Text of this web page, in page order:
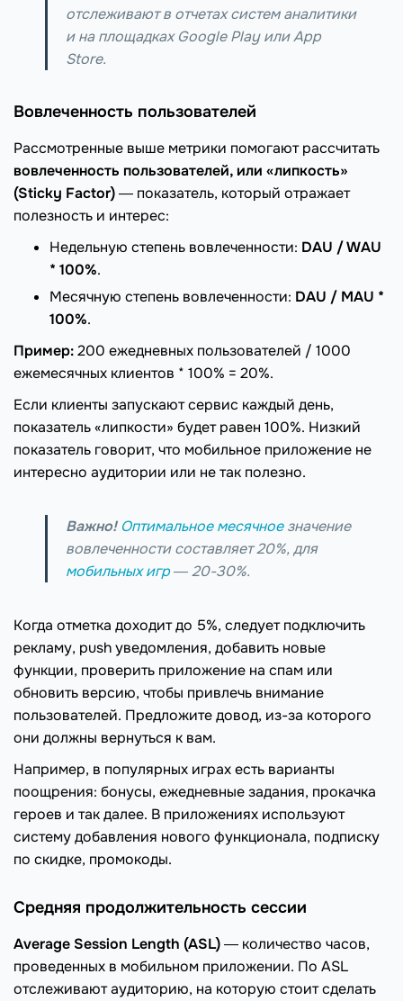
отслеживают в отчетах систем аналитики
и на площадках Google Play или App
Store.
Вовлеченность пользователей
Рассмотренные выше метрики помогают рассчитать
вовлеченность пользователей, или «липкость»
(Sticky Factor)― показатель, который отражает
полезность и интерес:
Недельную степень вовлеченности: DAU / WAU
* 100%.
Месячную степень вовлеченности: DAU / MAU *
100%.
Пример:200 ежедневных пользователей / 1000
ежемесячных клиентов * 100% = 20%.
Если клиенты запускают сервис каждый день,
показатель «липкости» будет равен 100%. Низкий
показатель говорит, что мобильное приложение не
интересно аудитории или не так полезно.
Важно! Оптимальное месячноезначение
вовлеченности составляет 20%, для
мобильных игр― 20-30%.
Когда отметка доходит до 5%, следует подключить
рекламу, push уведомления, добавить новые
функции, проверить приложение на спам или
обновить версию, чтобы привлечь внимание
пользователей. Предложите довод, из-за которого
они должны вернуться к вам.
Например, в популярных играх есть варианты
поощрения: бонусы, ежедневные задания, прокачка
героев и так далее. В приложениях используют
систему добавления нового функционала, подписку
по скидке, промокоды.
Средняя продолжительность сессии
Average Session Length (ASL)― количество часов,
проведенных в мобильном приложении. По ASL
отслеживают аудиторию, на которую стоит сделать